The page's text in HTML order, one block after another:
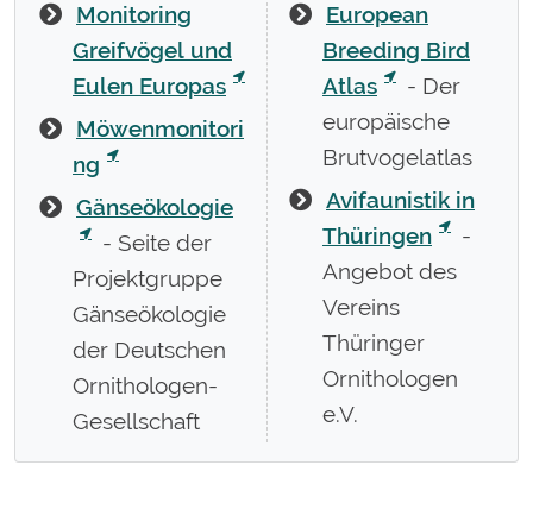
Monitoring
Greifvögel und
Eulen Europas
Möwenmonitori
ng
Gänseökologie
- Seite der
Projektgruppe
Gänseökologie
der Deutschen
Ornithologen-
Gesellschaft
European
Breeding Bird
Atlas
- Der
europäische
Brutvogelatlas
Avifaunistik in
Thüringen
-
Angebot des
Vereins
Thüringer
Ornithologen
e.V.